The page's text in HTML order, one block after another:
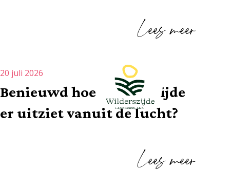
Lees meer
Benieuwd hoe Wilderszijde
er uitziet vanuit de lucht?
20 juli 2026
Lees meer